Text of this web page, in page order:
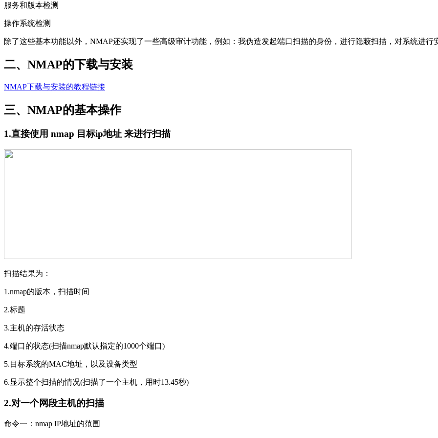
服务和版本检测
操作系统检测
除了这些基本功能以外，NMAP还实现了一些高级审计功能，例如：我伪造发起端口扫描的身份，进行隐蔽扫描，对系统进行
二、NMAP的下载与安装
NMAP下载与安装的教程链接
三、NMAP的基本操作
1.直接使用 nmap 目标ip地址 来进行扫描
扫描结果为：
1.nmap的版本，扫描时间
2.标题
3.主机的存活状态
4.端口的状态(扫描nmap默认指定的1000个端口)
5.目标系统的MAC地址，以及设备类型
6.显示整个扫描的情况(扫描了一个主机，用时13.45秒)
2.对一个网段主机的扫描
命令一：nmap IP地址的范围